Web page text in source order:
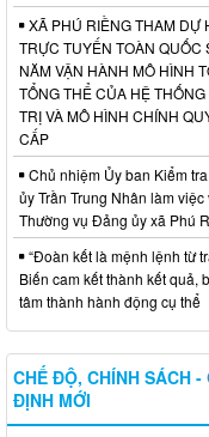
XÃ PHÚ RIỀNG THAM DỰ
TRỰC TUYẾN TOÀN QUỐC
NĂM VẬN HÀNH MÔ HÌNH
TỔNG THỂ CỦA HỆ
TRỊ VÀ MÔ HÌNH CHÍNH
CẤP
Chủ nhiệm Ủy ban Kiểm
ủy Trần Trung Nhân làm việc
Thường vụ Đảng ủy xã Phú
“Đoàn kết là mệnh lệnh từ
Biến cam kết thành kết quả,
tâm thành hành động cụ thể
CHẾ ĐỘ, CHÍNH SÁCH -
ĐỊNH MỚI